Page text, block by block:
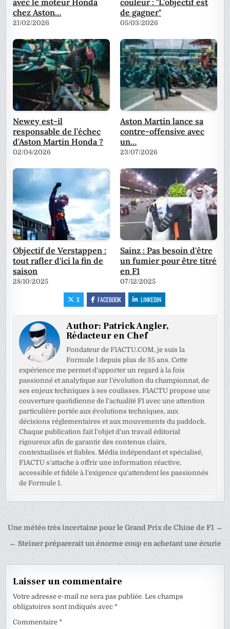
avec le moteur Honda
chez Aston…
21/02/2026
couleur : "L'objectif est
de gagner"
05/03/2026
Newey est-il
responsable de l’échec
d'Aston Martin Honda ?
02/04/2026
Aston Martin lance sa
contre-offensive avec
un…
23/07/2026
Objectif de Verstappen :
tout rafler d'ici la fin de
saison
28/10/2025
Sainz : Pas besoin d'être
un fumier pour être titré
en F1
07/12/2025
X FACEBOOK LINKEDIN
Author:Patrick Angler,
Rédacteur en Chef
Fondateur de F1ACTU.COM, je suis la
Formule 1 depuis plus de 35 ans. Cette
expérience me permet d’apporter un regard à la fois
passionné et analytique sur l’évolution du championnat, de
ses enjeux techniques à ses coulisses. F1ACTU propose une
couverture quotidienne de l’actualité F1 avec une attention
particulière portée aux évolutions techniques, aux
décisions réglementaires et aux mouvements du paddock.
Chaque publication fait l’objet d’un travail éditorial
rigoureux afin de garantir des contenus clairs,
contextualisés et fiables. Média indépendant et spécialisé,
F1ACTU s’attache à offrir une information réactive,
accessible et fidèle à l’exigence qu’attendent les passionnés
de Formule 1.
Navigation
de
Une météo très incertaine pour le Grand Prix de Chine de F1 →
← Steiner préparerait un énorme coup en achetant une écurie
Laisser un commentaire
Votre adresse e-mail ne sera pas publiée. Les champs
obligatoires sont indiqués avec*
Commentaire*